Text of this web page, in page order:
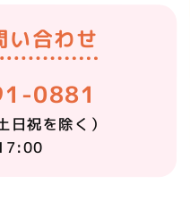
い合わせ
0881
日祝を除く）